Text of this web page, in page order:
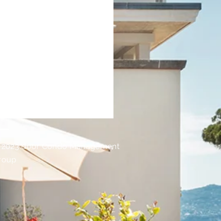
door Condo Management